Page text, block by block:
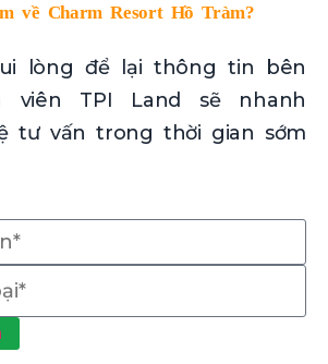
về Charm Resort Hồ Tràm?
lòng để lại thông tin bên
viên TPI Land sẽ nhanh
tư vấn trong thời gian sớm